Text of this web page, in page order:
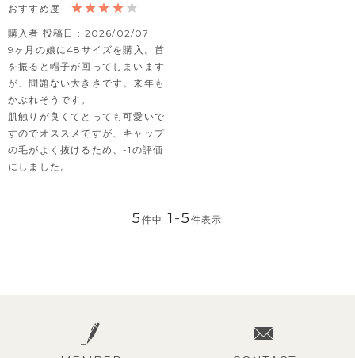
購入者 投稿日
2026/02/07
9ヶ月の娘に48サイズを購入。首
を振ると帽子が回ってしまいます
が、問題ない大きさです。来年も
かぶれそうです。
肌触りが良くてとっても可愛いで
すのでオススメですが、キャップ
の毛がよく抜けるため、-1の評価
にしました。
5件中 1 -5 件表示